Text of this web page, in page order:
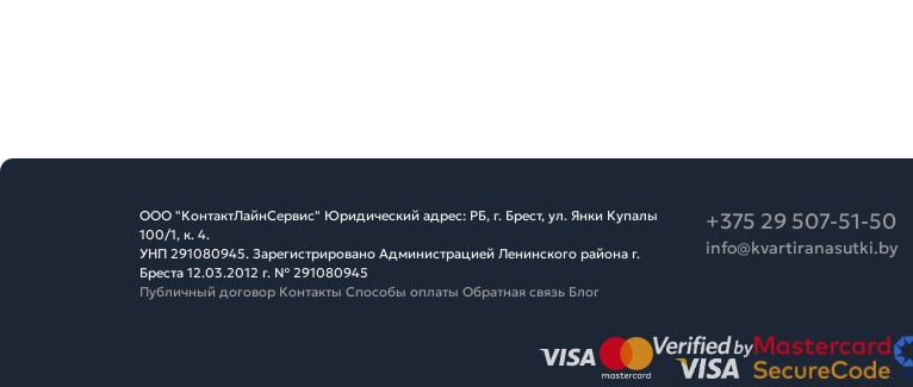
ООО "КонтактЛайнСервис" Юридический адрес: РБ, г. Брест, ул. Янки Купалы
100/1, к. 4.
УНП 291080945. Зарегистрировано Администрацией Ленинского района г.
Бреста 12.03.2012 г. № 291080945
Публичный договор Контакты Способы оплаты Обратная связь Блог
+375 29 507-51-50
info@kvartiranasutki.by